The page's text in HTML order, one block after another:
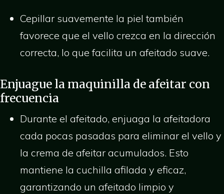
Cepillar suavemente la piel también
favorece que el vello crezca en la dirección
correcta, lo que facilita un afeitado suave.
Enjuague la maquinilla de afeitar con
frecuencia
Durante el afeitado, enjuaga la afeitadora
cada pocas pasadas para eliminar el vello y
la crema de afeitar acumulados. Esto
mantiene la cuchilla afilada y eficaz,
garantizando un afeitado limpio y